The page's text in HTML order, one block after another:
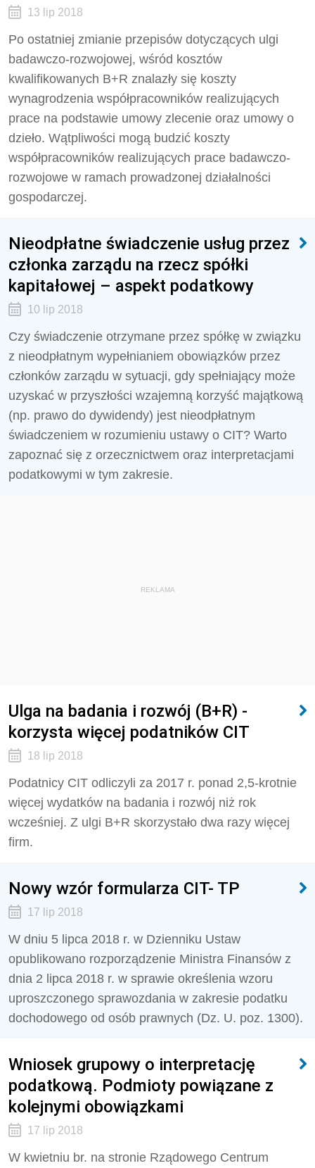
13 lip 2018
Po ostatniej zmianie przepisów dotyczących ulgi
badawczo-rozwojowej, wśród kosztów
kwalifikowanych B+R znalazły się koszty
wynagrodzenia współpracowników realizujących
prace na podstawie umowy zlecenie oraz umowy o
dzieło. Wątpliwości mogą budzić koszty
współpracowników realizujących prace badawczo-
rozwojowe w ramach prowadzonej działalności
gospodarczej.
Nieodpłatne świadczenie usług przez
członka zarządu na rzecz spółki
kapitałowej – aspekt podatkowy
10 lip 2018
Czy świadczenie otrzymane przez spółkę w związku
z nieodpłatnym wypełnianiem obowiązków przez
członków zarządu w sytuacji, gdy spełniający może
uzyskać w przyszłości wzajemną korzyść majątkową
(np. prawo do dywidendy) jest nieodpłatnym
świadczeniem w rozumieniu ustawy o CIT? Warto
zapoznać się z orzecznictwem oraz interpretacjami
podatkowymi w tym zakresie.
REKLAMA
Ulga na badania i rozwój (B+R) -
korzysta więcej podatników CIT
18 lip 2018
Podatnicy CIT odliczyli za 2017 r. ponad 2,5-krotnie
więcej wydatków na badania i rozwój niż rok
wcześniej. Z ulgi B+R skorzystało dwa razy więcej
firm.
Nowy wzór formularza CIT- TP
17 lip 2018
W dniu 5 lipca 2018 r. w Dzienniku Ustaw
opublikowano rozporządzenie Ministra Finansów z
dnia 2 lipca 2018 r. w sprawie określenia wzoru
uproszczonego sprawozdania w zakresie podatku
dochodowego od osób prawnych (Dz. U. poz. 1300).
Wniosek grupowy o interpretację
podatkową. Podmioty powiązane z
kolejnymi obowiązkami
17 lip 2018
W kwietniu br. na stronie Rządowego Centrum